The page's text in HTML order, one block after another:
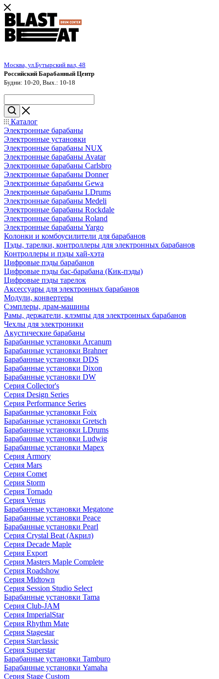
Москва, ул.Бутырский вал, 48
Российский Барабанный Центр
Будни: 10-20, Вых.: 10-18
Каталог
Электронные барабаны
Электронные установки
Электронные барабаны NUX
Электронные барабаны Avatar
Электронные барабаны Carlsbro
Электронные барабаны Donner
Электронные барабаны Gewa
Электронные барабаны LDrums
Электронные барабаны Medeli
Электронные барабаны Rockdale
Электронные барабаны Roland
Электронные барабаны Yargo
Колонки и комбоусилители для барабанов
Пэды, тарелки, контроллеры для электронных барабанов
Контроллеры и пэды хай-хэта
Цифровые пэды барабанов
Цифровые пэды бас-барабана (Кик-пэды)
Цифровые пэды тарелок
Аксессуары для электронных барабанов
Модули, конвертеры
Сэмплеры, драм-машины
Рамы, держатели, клэмпы для электронных барабанов
Чехлы для электроники
Акустические барабаны
Барабанные установки Arcanum
Барабанные установки Brahner
Барабанные установки DDS
Барабанные установки Dixon
Барабанные установки DW
Серия Collector's
Серия Design Series
Серия Performance Series
Барабанные установки Foix
Барабанные установки Gretsch
Барабанные установки LDrums
Барабанные установки Ludwig
Барабанные установки Mapex
Серия Armory
Серия Mars
Серия Comet
Серия Storm
Серия Tornado
Серия Venus
Барабанные установки Megatone
Барабанные установки Peace
Барабанные установки Pearl
Серия Crystal Beat (Акрил)
Серия Decade Maple
Серия Export
Серия Masters Maple Complete
Серия Roadshow
Серия Midtown
Серия Session Studio Select
Барабанные установки Tama
Серия Club-JAM
Серия ImperialStar
Серия Rhythm Mate
Серия Stagestar
Серия Starclassic
Серия Superstar
Барабанные установки Tamburo
Барабанные установки Yamaha
Серия Stage Custom